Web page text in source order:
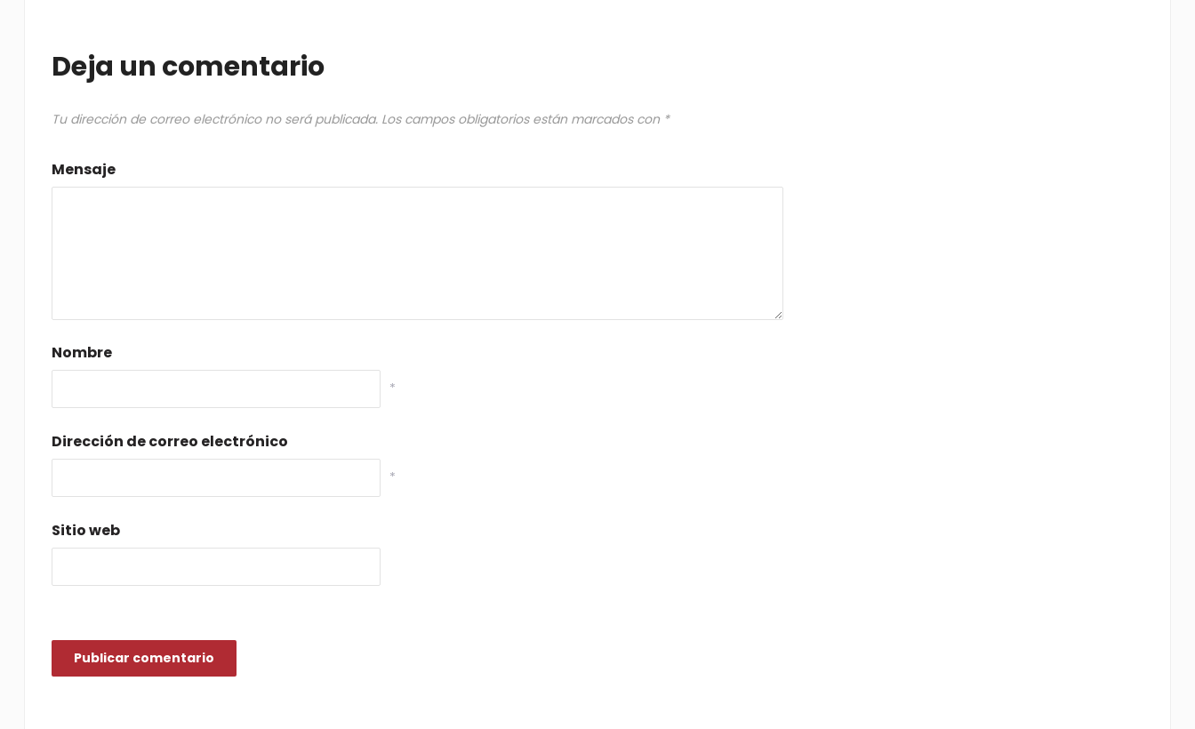
Deja un comentario
Tu dirección de correo electrónico no será publicada. Los campos obligatorios están marcados con *
Mensaje
Nombre
*
Dirección de correo electrónico
*
Sitio web